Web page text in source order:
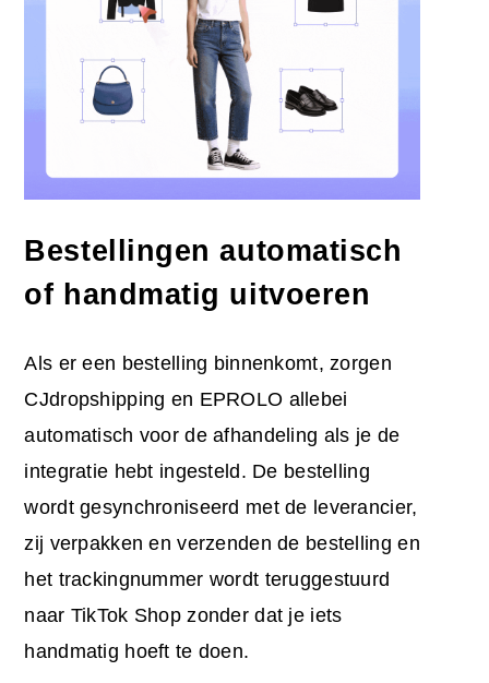
Bestellingen automatisch
of handmatig uitvoeren
Als er een bestelling binnenkomt, zorgen
CJdropshipping en EPROLO allebei
automatisch voor de afhandeling als je de
integratie hebt ingesteld. De bestelling
wordt gesynchroniseerd met de leverancier,
zij verpakken en verzenden de bestelling en
het trackingnummer wordt teruggestuurd
naar TikTok Shop zonder dat je iets
handmatig hoeft te doen.